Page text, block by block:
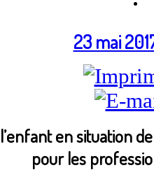
23 mai
en situation
pour les